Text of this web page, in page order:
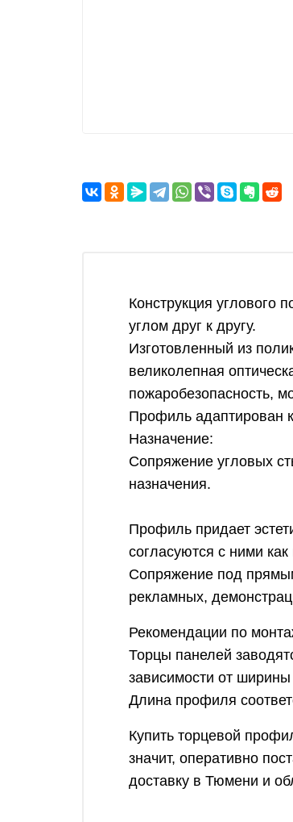
Конструкция углового
углом друг к другу.
Изготовленный из
великолепная
пожаробезопасность,
Профиль адаптирован
Назначение:
Сопряжение угловых
назначения.
Профиль придает
согласуются с ними
Сопряжение под
рекламных,
Рекомендации по
Торцы панелей
зависимости от
Длина профиля
Купить торцевой
значит, оперативно
доставку в Тюмени и